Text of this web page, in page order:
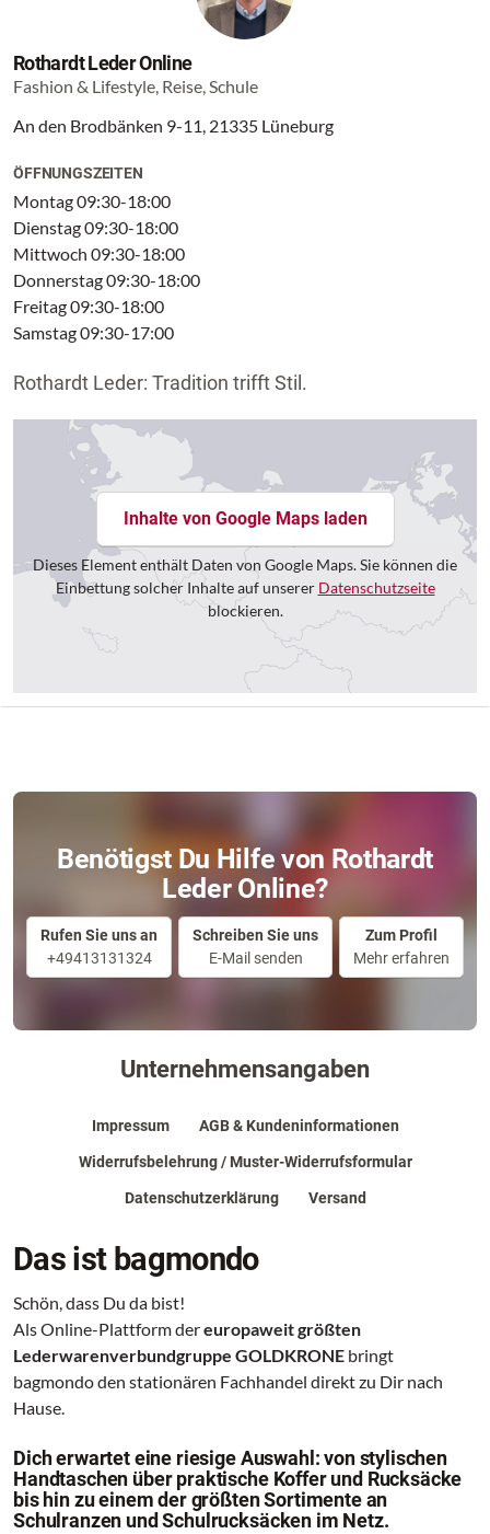
Rothardt Leder Online
Fashion & Lifestyle, Reise, Schule
An den Brodbänken 9-11, 21335 Lüneburg
ÖFFNUNGSZEITEN
Montag 09:30-18:00
Dienstag 09:30-18:00
Mittwoch 09:30-18:00
Donnerstag 09:30-18:00
Freitag 09:30-18:00
Samstag 09:30-17:00
Rothardt Leder: Tradition trifft Stil.
Inhalte von Google Maps laden
Dieses Element enthält Daten von Google Maps. Sie können die
Einbettung solcher Inhalte auf unserer Datenschutzseite
blockieren.
Benötigst Du Hilfe von Rothardt
Leder Online?
Rufen Sie uns an
+49413131324
Schreiben Sie uns
E-Mail senden
Zum Profil
Mehr erfahren
Unternehmensangaben
Impressum AGB & Kundeninformationen
Widerrufsbelehrung / Muster-Widerrufsformular
Datenschutzerklärung Versand
Das ist bagmondo
Schön, dass Du da bist!
Als Online-Plattform dereuropaweit größten
Lederwarenverbundgruppe GOLDKRONE bringt
bagmondo den stationären Fachhandel direkt zu Dir nach
Hause.
Dich erwartet eine riesige Auswahl: von stylischen
Handtaschen über praktische Koffer und Rucksäcke
bis hin zu einem der größten Sortimente an
Schulranzen und Schulrucksäcken im Netz.